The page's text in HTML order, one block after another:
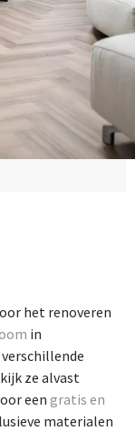
het renoveren
in
ze alvast
eengratis en
materialen